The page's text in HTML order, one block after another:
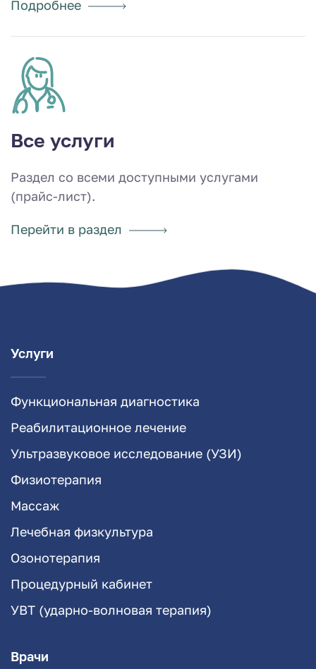
Подробнее
Все услуги
Раздел со всеми доступными услугами
(прайс-лист).
Перейти в раздел
Услуги
Функциональная диагностика
Реабилитационное лечение
Ультразвуковое исследование (УЗИ)
Физиотерапия
Массаж
Лечебная физкультура
Озонотерапия
Процедурный кабинет
УВТ (ударно-волновая терапия)
Врачи